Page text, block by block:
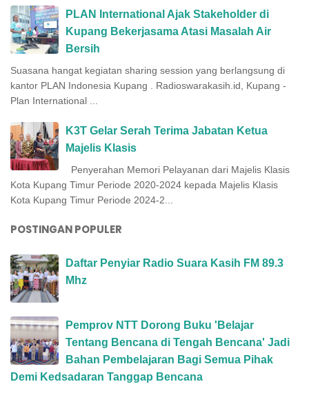
PLAN International Ajak Stakeholder di
Kupang Bekerjasama Atasi Masalah Air
Bersih
Suasana hangat kegiatan sharing session yang berlangsung di
kantor PLAN Indonesia Kupang . Radioswarakasih.id, Kupang -
Plan International ...
K3T Gelar Serah Terima Jabatan Ketua
Majelis Klasis
Penyerahan Memori Pelayanan dari Majelis Klasis
Kota Kupang Timur Periode 2020-2024 kepada Majelis Klasis
Kota Kupang Timur Periode 2024-2...
POSTINGAN POPULER
Daftar Penyiar Radio Suara Kasih FM 89.3
Mhz
Pemprov NTT Dorong Buku 'Belajar
Tentang Bencana di Tengah Bencana' Jadi
Bahan Pembelajaran Bagi Semua Pihak
Demi Kedsadaran Tanggap Bencana